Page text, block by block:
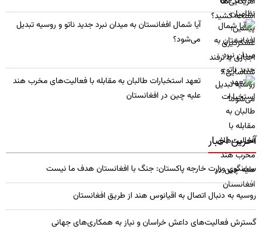
​آیا شمال افغانستان به میدان نبرد جدید ناتو و روسیه تبدیل
می‌شود؟
تعهد استخبارات طالبان به مقابله با فعالیت‌های مخرب هند
علیه چین در افغانستان
آخرین اخبار
سخنگوی وزارت خارجه پاکستان: جنگ با افغانستان هدف ما نیست
روسیه به دنبال اتصال به اقیانوس هند از طریق افغانستان
گسترش فعالیت‌های داعش خراسان و نیاز به همکاری‌های جهانی